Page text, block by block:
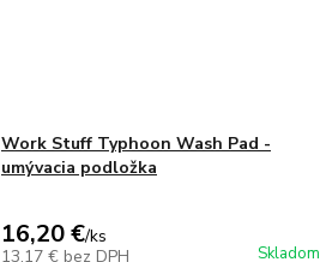
Work Stuff Typhoon Wash Pad -
umývacia podložka
16,20 €/ks
13,17 € bez DPH Skladom